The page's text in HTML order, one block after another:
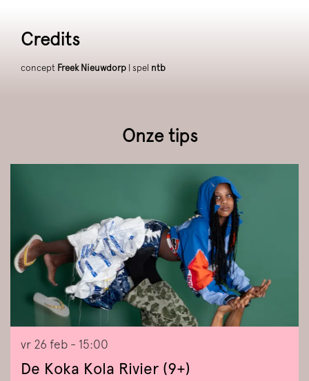
Credits
concept Freek Nieuwdorp | spel ntb
Onze tips
De Koka Kola Rivier (9+)
vr 26 feb - 15:00